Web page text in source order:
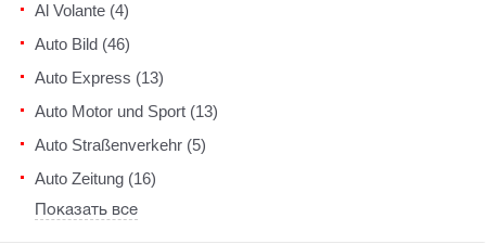
Al Volante (4)
Auto Bild (46)
Auto Express (13)
Auto Motor und Sport (13)
Auto Straßenverkehr (5)
Auto Zeitung (16)
Показать все